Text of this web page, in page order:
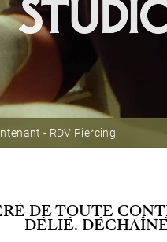
- RDV Piercing
DE TOUTE
DÉLIÉ.